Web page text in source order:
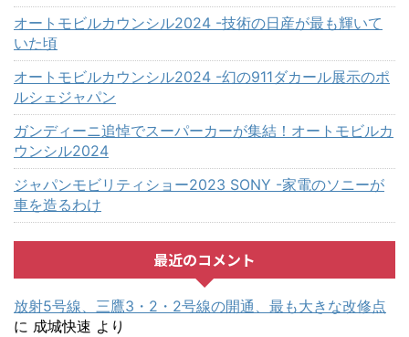
オートモビルカウンシル2024 -技術の日産が最も輝いて
いた頃
オートモビルカウンシル2024 -幻の911ダカール展示のポ
ルシェジャパン
ガンディーニ追悼でスーパーカーが集結！オートモビルカ
ウンシル2024
ジャパンモビリティショー2023 SONY -家電のソニーが
車を造るわけ
最近のコメント
放射5号線、三鷹3・2・2号線の開通、最も大きな改修点
に 成城快速 より